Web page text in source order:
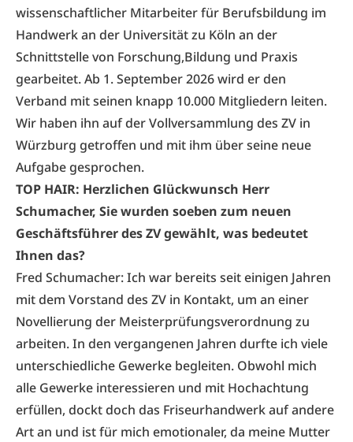
wissenschaftlicher Mitarbeiter für Berufsbildung im
Handwerk an der Universität zu Köln an der
Schnittstelle von Forschung,Bildung und Praxis
gearbeitet. Ab 1. September 2026 wird er den
Verband mit seinen knapp 10.000 Mitgliedern leiten.
Wir haben ihn auf der Vollversammlung des ZV in
Würzburg getroffen und mit ihm über seine neue
Aufgabe gesprochen.
TOP HAIR: Herzlichen Glückwunsch Herr
Schumacher, Sie wurden soeben zum neuen
Geschäftsführer des ZV gewählt, was bedeutet
Ihnen das?
Fred Schumacher: Ich war bereits seit einigen Jahren
mit dem Vorstand des ZV in Kontakt, um an einer
Novellierung der Meisterprüfungsverordnung zu
arbeiten. In den vergangenen Jahren durfte ich viele
unterschiedliche Gewerke begleiten. Obwohl mich
alle Gewerke interessieren und mit Hochachtung
erfüllen, dockt doch das Friseurhandwerk auf andere
Art an und ist für mich emotionaler, da meine Mutter